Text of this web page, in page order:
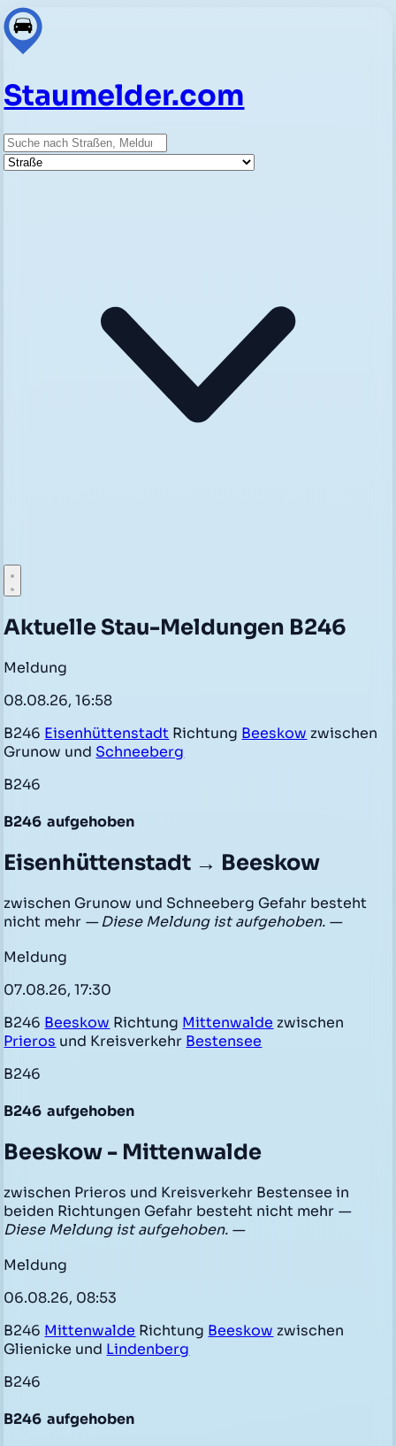
Staumelder.com
Suche
Straße
Aktuelle Stau-Meldungen B246
Meldung
08.08.26, 16:58
B246 Eisenhüttenstadt Richtung Beeskow zwischen
Grunow und Schneeberg
B246
B246 aufgehoben
Eisenhüttenstadt → Beeskow
zwischen Grunow und Schneeberg Gefahr besteht
nicht mehr — Diese Meldung ist aufgehoben. —
Meldung
07.08.26, 17:30
B246 Beeskow Richtung Mittenwalde zwischen
Prieros und Kreisverkehr Bestensee
B246
B246 aufgehoben
Beeskow - Mittenwalde
zwischen Prieros und Kreisverkehr Bestensee in
beiden Richtungen Gefahr besteht nicht mehr —
Diese Meldung ist aufgehoben. —
Meldung
06.08.26, 08:53
B246 Mittenwalde Richtung Beeskow zwischen
Glienicke und Lindenberg
B246
B246 aufgehoben